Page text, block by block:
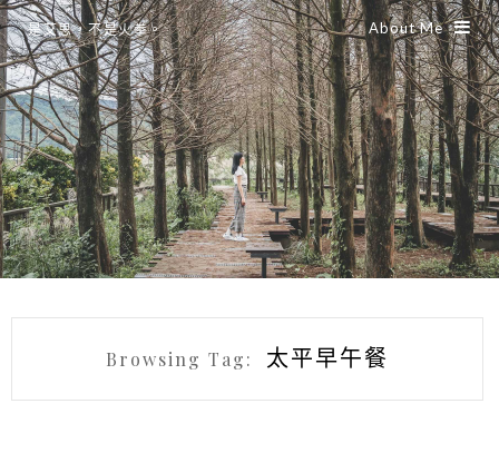
是艾思，不是火拳。 About Me
Browsing Tag: 太平早午餐